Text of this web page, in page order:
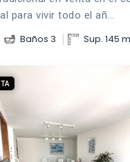
para vivir todo el añ...
Baños 3 Sup. 145 m